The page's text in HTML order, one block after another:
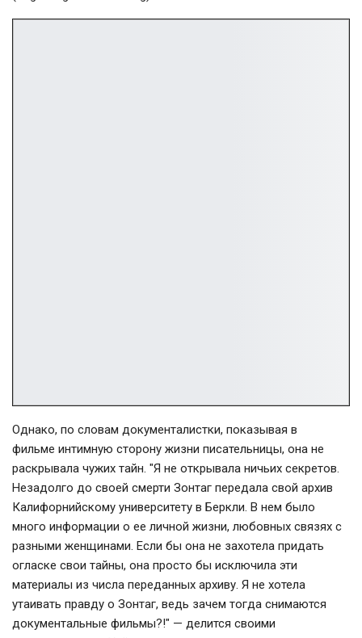
Однако, по словам документалистки, показывая в
фильме интимную сторону жизни писательницы, она не
раскрывала чужих тайн. "Я не открывала ничьих секретов.
Незадолго до своей смерти Зонтаг передала свой архив
Калифорнийскому университету в Беркли. В нем было
много информации о ее личной жизни, любовных связях с
разными женщинами. Если бы она не захотела придать
огласке свои тайны, она просто бы исключила эти
материалы из числа переданных архиву. Я не хотела
утаивать правду о Зонтаг, ведь зачем тогда снимаются
документальные фильмы?!" — делится своими